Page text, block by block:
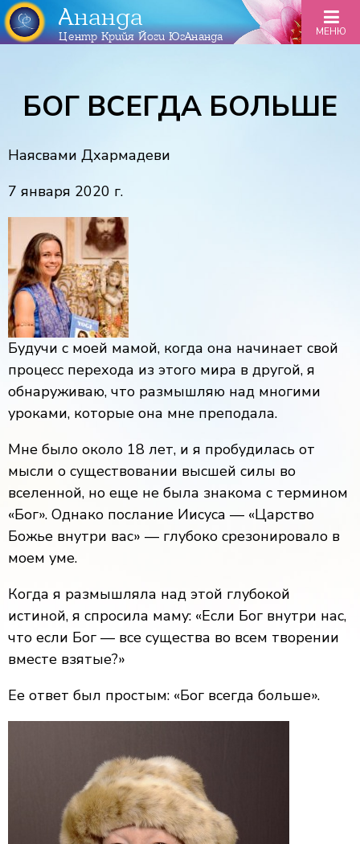
Ананда
Центр Крийя Йоги ЮгАнанда МЕНЮ
БОГ ВСЕГДА БОЛЬШЕ
Наясвами Дхармадеви
7 января 2020 г.
Будучи с моей мамой, когда она начинает свой
процесс перехода из этого мира в другой, я
обнаруживаю, что размышляю над многими
уроками, которые она мне преподала.
Мне было около 18 лет, и я пробудилась от
мысли о существовании высшей силы во
вселенной, но еще не была знакома с термином
«Бог». Однако послание Иисуса — «Царство
Божье внутри вас» — глубоко срезонировало в
моем уме.
Когда я размышляла над этой глубокой
истиной, я спросила маму: «Если Бог внутри нас,
что если Бог — все существа во всем творении
вместе взятые?»
Ее ответ был простым: «Бог всегда больше».